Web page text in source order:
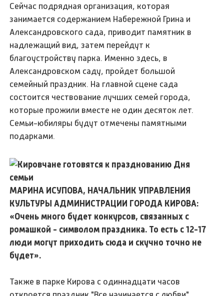
Сейчас подрядная организация, которая
занимается содержанием Набережной Грина и
Александровского сада, приводит памятник в
надлежащий вид, затем перейдут к
благоустройству парка. Именно здесь, в
Александровском саду, пройдет большой
семейный праздник. На главной сцене сада
состоится чествование лучших семей города,
которые прожили вместе не один десяток лет.
Семьи-юбиляры будут отмечены памятными
подарками.
МАРИНА ИСУПОВА, НАЧАЛЬНИК УПРАВЛЕНИЯ
КУЛЬТУРЫ АДМИНИСТРАЦИИ ГОРОДА КИРОВА:
«Очень много будет конкурсов, связанных с
ромашкой - символом праздника. То есть с 12-17
люди могут приходить сюда и скучно точно не
будет».
Также в парке Кирова с одиннадцати часов